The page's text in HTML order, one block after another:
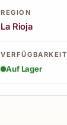
REGION
La Rioja
VERFÜGBARKEIT
Auf Lager